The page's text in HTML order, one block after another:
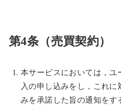
第4条（売買契約）
本サービスにおいては，ユ
入の申し込みをし，これ
みを承諾した旨の通知をす